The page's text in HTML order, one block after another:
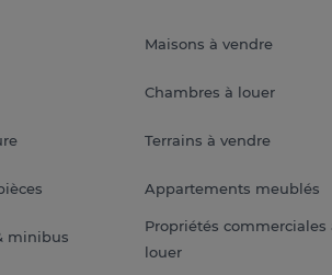
minibus
Maisons à vendre
Chambres à louer
Terrains à vendre
Appartements meublés
Propriétés commerciales
louer